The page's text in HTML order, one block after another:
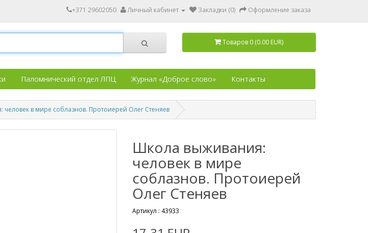
+371 29602050 Личный кабинет Закладки (0) Оформление заказа
Товаров 0 (0.00 EUR)
Паломнический отдел ЛПЦ Журнал «Доброе слово» Контакты
в мире соблазнов. Протоиерей Олег Стеняев
Школа выживания:
человек в мире
соблазнов. Протоиерей
Олег Стеняев
Артикул : 43933